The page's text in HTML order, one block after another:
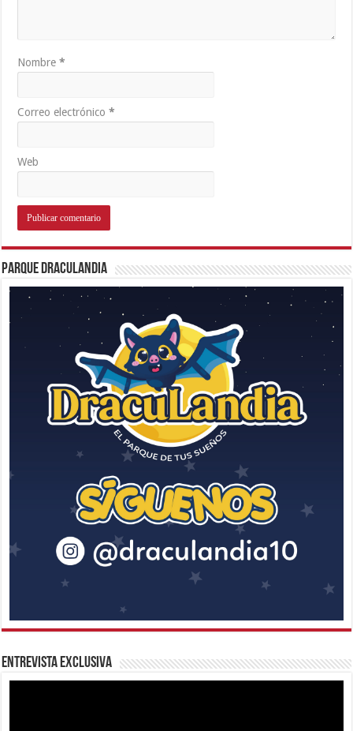
Nombre*
Correo electrónico*
Web
Parque Draculandia
Entrevista Exclusiva